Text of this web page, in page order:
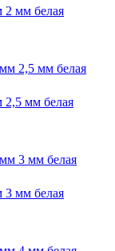
2 мм белая
2,5 мм белая
3 мм белая